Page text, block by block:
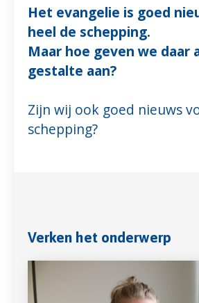
Het evangelie is goed
heel de schepping.
Maar hoe geven we daar
gestalte aan?
Zijn wij ook goed nieuws
schepping?
Verken het onderwerp